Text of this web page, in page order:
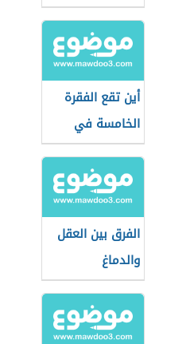
أين تقع الفقرة
الخامسة في
العمود الفقري
الفرق بين العقل
والدماغ